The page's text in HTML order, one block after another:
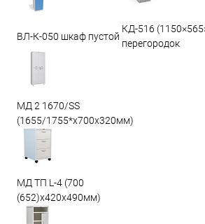
ВЛ-К-050 шкаф пустой
КД-516
перегородок
МД 2 1670/SS
(1655/1755*x700x320мм)
МД ТП L-4 (700
(652)x420x490мм)